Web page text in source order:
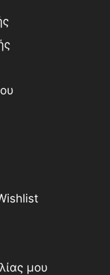
μου